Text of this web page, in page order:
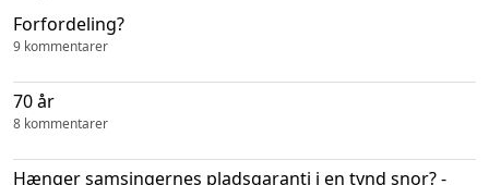
Forfordeling?
9 kommentarer
70 år
8 kommentarer
Hænger samsingernes pladsgaranti i en tynd snor? -